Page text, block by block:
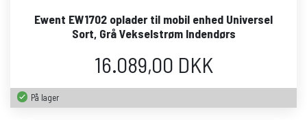
Ewent EW1702 oplader til mobil enhed Universel
Sort, Grå Vekselstrøm Indendørs
16.089,00 DKK
På lager